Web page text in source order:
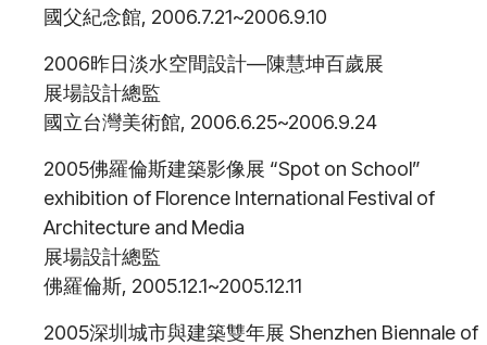
國父紀念館, 2006.7.21~2006.9.10
2006昨日淡水空間設計—陳慧坤百歲展
展場設計總監
國立台灣美術館, 2006.6.25~2006.9.24
2005佛羅倫斯建築影像展 “Spot on School”
exhibition of Florence International Festival of
Architecture and Media
展場設計總監
佛羅倫斯, 2005.12.1~2005.12.11
2005深圳城市與建築雙年展 Shenzhen Biennale of